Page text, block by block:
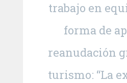
trabajo en
forma de
reanudación
turismo: “La